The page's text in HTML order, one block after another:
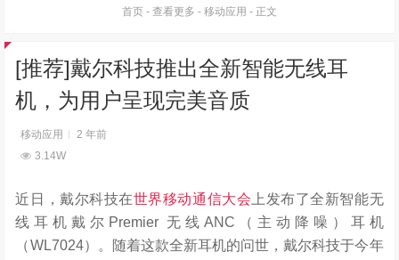
首页 - 查看更多 - 移动应用 - 正文
[推荐]戴尔科技推出全新智能无线耳
机，为用户呈现完美音质
移动应用
2 年前
3.14W
近日，戴尔科技在世界移动通信大会 上发布了全新智能无
线耳机戴尔Premier 无线ANC（主动降噪）耳机
（WL7024）。随着这款全新耳机的问世，戴尔科技于今年